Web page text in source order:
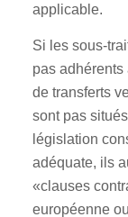
applicable.
Si les sous-
pas adhérents
de transferts
sont pas
législation
adéquate, ils
«clauses
européenne